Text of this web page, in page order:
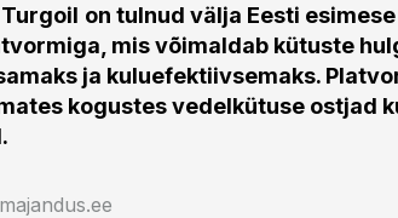
Turgoil on tulnud välja Eesti
mis võimaldab kütuste
ja kuluefektiivsemaks.
kogustes vedelkütuse ostjad